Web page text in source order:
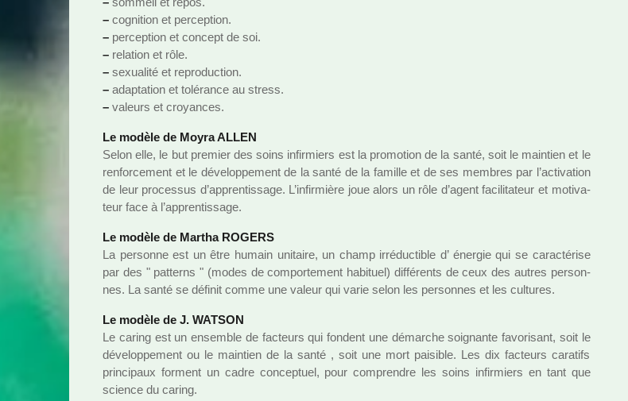
– cog­ni­tion et per­cep­tion.
– per­cep­tion et concept de soi.
– rela­tion et rôle.
– sexua­lité et repro­duc­tion.
– adap­ta­tion et tolé­rance au stress.
– valeurs et croyan­ces.
Le modèle de Moyra ALLEN
Selon elle, le but pre­mier des soins infir­miers est la pro­mo­tion de la santé, soit le main­tien et le
ren­for­ce­ment et le déve­lop­pe­ment de la santé de la famille et de ses mem­bres par l’acti­va­tion
de leur pro­ces­sus d’appren­tis­sage. L’infir­mière joue alors un rôle d’agent faci­li­ta­teur et moti­va­
teur face à l’appren­tis­sage.
Le modèle de Martha ROGERS
La per­sonne est un être humain uni­taire, un champ irré­duc­ti­ble d’ énergie qui se carac­té­rise
par des " pat­terns " (modes de com­por­te­ment habi­tuel) dif­fé­rents de ceux des autres per­son­
nes. La santé se défi­nit comme une valeur qui varie selon les per­son­nes et les cultu­res.
Le modèle de J. WATSON
Le caring est un ensem­ble de fac­teurs qui fon­dent une démar­che soi­gnante favo­ri­sant, soit le
déve­lop­pe­ment ou le main­tien de la santé , soit une mort pai­si­ble. Les dix fac­teurs cara­tifs
prin­ci­paux for­ment un cadre concep­tuel, pour com­pren­dre les soins infir­miers en tant que
science du caring.